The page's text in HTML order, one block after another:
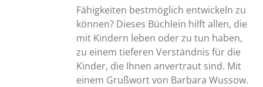
Fähigkeiten bestmöglich entwickeln zu
können? Dieses Büchlein hilft allen, die
mit Kindern leben oder zu tun haben,
zu einem tieferen Verständnis für die
Kinder, die Ihnen anvertraut sind. Mit
einem Grußwort von Barbara Wussow.